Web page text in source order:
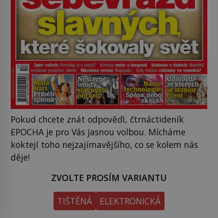
Pokud chcete znát odpověďi, čtrnáctideník
EPOCHA je pro Vás jasnou volbou. Mícháme
koktejl toho nejzajímavějšího, co se kolem nás
děje!
ZVOLTE PROSÍM VARIANTU
TIŠTĚNÁ
ELEKTRONICKÁ